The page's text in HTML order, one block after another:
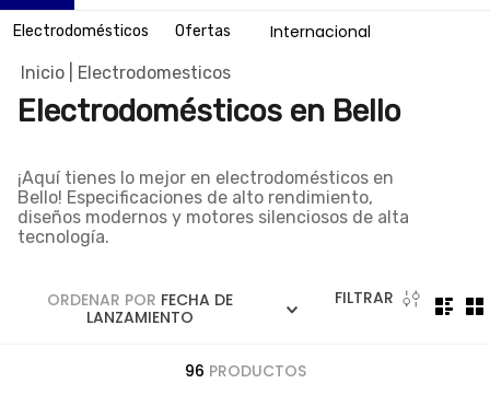
TÉRMINOS MÁS BUSCADOS
batería
.
ventilador
.
licuadora
.
ollas
cafetera
Electrodomésticos Ofertas Internacional
Electrodomesticos
Electrodomésticos en Bello
¡Aquí tienes lo mejor en electrodomésticos en
Bello! Especificaciones de alto rendimiento,
diseños modernos y motores silenciosos de alta
tecnología.
ORDENAR POR FECHA DE
LANZAMIENTO
FILTRAR
96 PRODUCTOS